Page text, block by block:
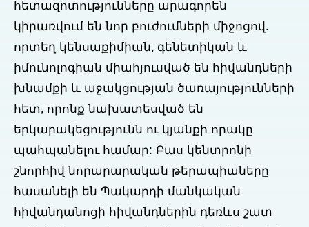
հետազոտությունները արագորեն
կիրառվում են նոր բուժումների միջոցով.
որտեղ կենսաքիմիան, գենետիկան և
իմունոլոգիան միահյուսված են հիվանդների
խնամքի և աջակցության ծառայությունների
հետ, որոնք նախատեսված են
երկարակեցությունն ու կյանքի որակը
պահպանելու համար: Բաս կենտրոնի
շնորհիվ նորարարական թերապիաները
հասանելի են Պակարդի մանկական
հիվանդանոցի հիվանդներին դեռևս շատ